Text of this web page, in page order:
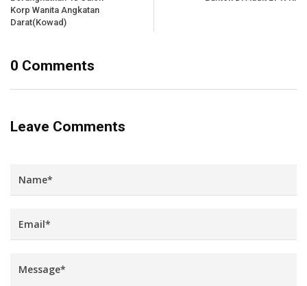
Korp Wanita Angkatan
Darat(Kowad)
0 Comments
Leave Comments